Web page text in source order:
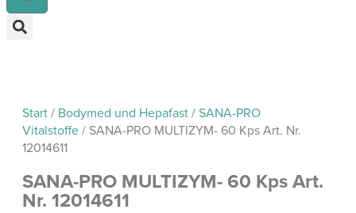
Start / Bodymed und Hepafast / SANA-PRO
Vitalstoffe / SANA-PRO MULTIZYM- 60 Kps Art. Nr.
12014611
SANA-PRO MULTIZYM- 60 Kps Art.
Nr. 12014611